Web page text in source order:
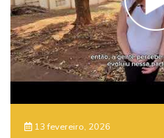
13 fevereiro, 2026